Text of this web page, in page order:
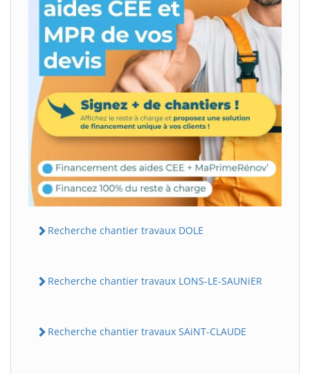
Recherche chantier travaux DOLE
Recherche chantier travaux LONS-LE-SAUNiER
Recherche chantier travaux SAiNT-CLAUDE